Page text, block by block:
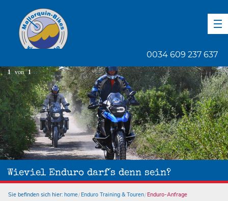
0034 609 237 637
Wieviel Enduro darf´s denn sein?
1 von 1
Sie befinden sich hier: home Enduro Training & Touren Enduro-Anfrage